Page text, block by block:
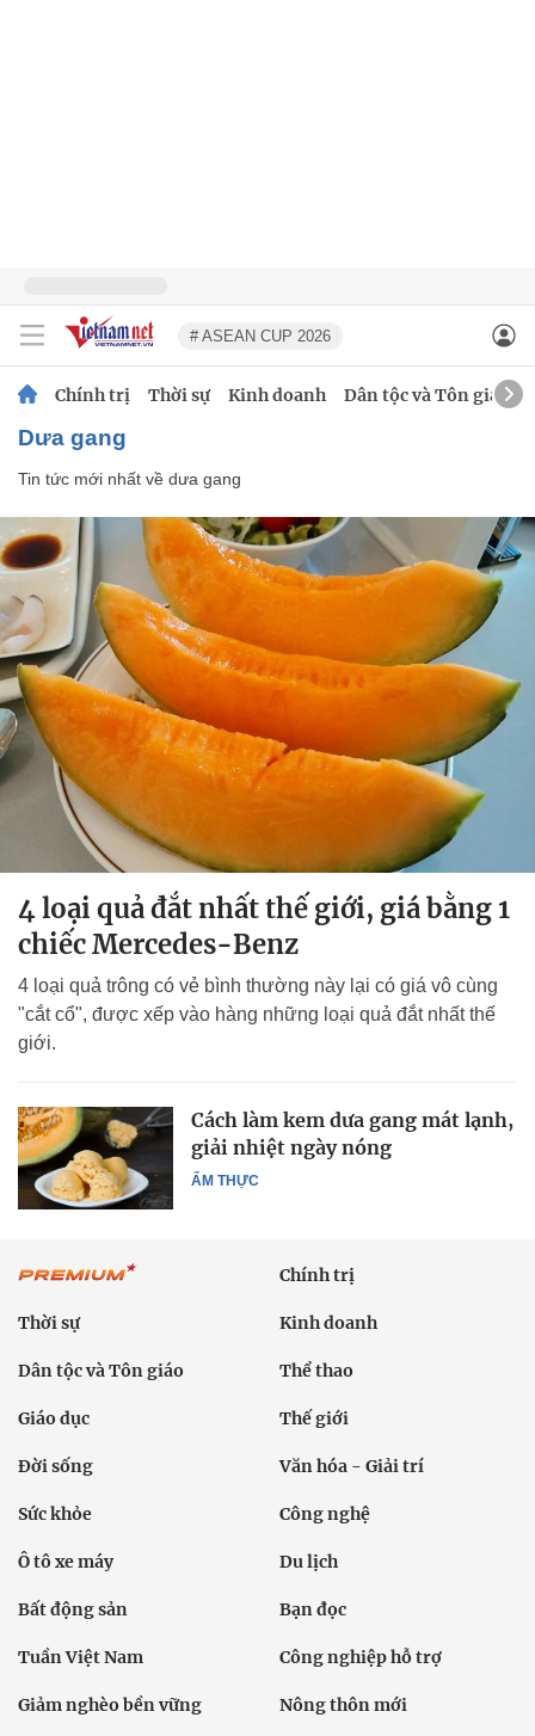
# ASEAN CUP 2026
Chính trị Thời sự Kinh doanh Dân tộc và Tôn giáo
dưa gang
Tin tức mới nhất về dưa gang
4 loại quả đắt nhất thế giới, giá bằng 1
chiếc Mercedes-Benz
4 loại quả trông có vẻ bình thường này lại có giá vô cùng
"cắt cổ", được xếp vào hàng những loại quả đắt nhất thế
giới.
ẨM THỰC
Cách làm kem dưa gang mát lạnh,
giải nhiệt ngày nóng
Chính trị
Thời sự Kinh doanh
Dân tộc và Tôn giáo Thể thao
Giáo dục Thế giới
Đời sống Văn hóa - Giải trí
Sức khỏe Công nghệ
Ô tô xe máy Du lịch
Bất động sản Bạn đọc
Tuần Việt Nam Công nghiệp hỗ trợ
Giảm nghèo bền vững Nông thôn mới